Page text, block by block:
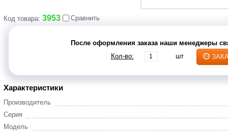
Код товара: 3953 Сравнить
После оформления заказа наши менеджеры
Кол-во:
шт
Характеристики
Производитель
Серия
Модель